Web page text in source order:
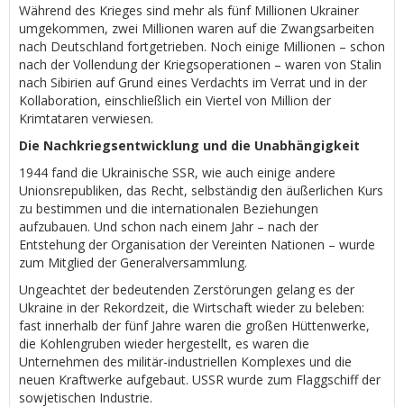
Während des Krieges sind mehr als fünf Millionen Ukrainer
umgekommen, zwei Millionen waren auf die Zwangsarbeiten
nach Deutschland fortgetrieben. Noch einige Millionen – schon
nach der Vollendung der Kriegsoperationen – waren von Stalin
nach Sibirien auf Grund eines Verdachts im Verrat und in der
Kollaboration, einschließlich ein Viertel von Million der
Krimtataren verwiesen.
Die Nachkriegsentwicklung und die Unabhängigkeit
1944 fand die Ukrainische SSR, wie auch einige andere
Unionsrepubliken, das Recht, selbständig den äußerlichen Kurs
zu bestimmen und die internationalen Beziehungen
aufzubauen. Und schon nach einem Jahr – nach der
Entstehung der Organisation der Vereinten Nationen – wurde
zum Mitglied der Generalversammlung.
Ungeachtet der bedeutenden Zerstörungen gelang es der
Ukraine in der Rekordzeit, die Wirtschaft wieder zu beleben:
fast innerhalb der fünf Jahre waren die großen Hüttenwerke,
die Kohlengruben wieder hergestellt, es waren die
Unternehmen des militär-industriellen Komplexes und die
neuen Kraftwerke aufgebaut. USSR wurde zum Flaggschiff der
sowjetischen Industrie.